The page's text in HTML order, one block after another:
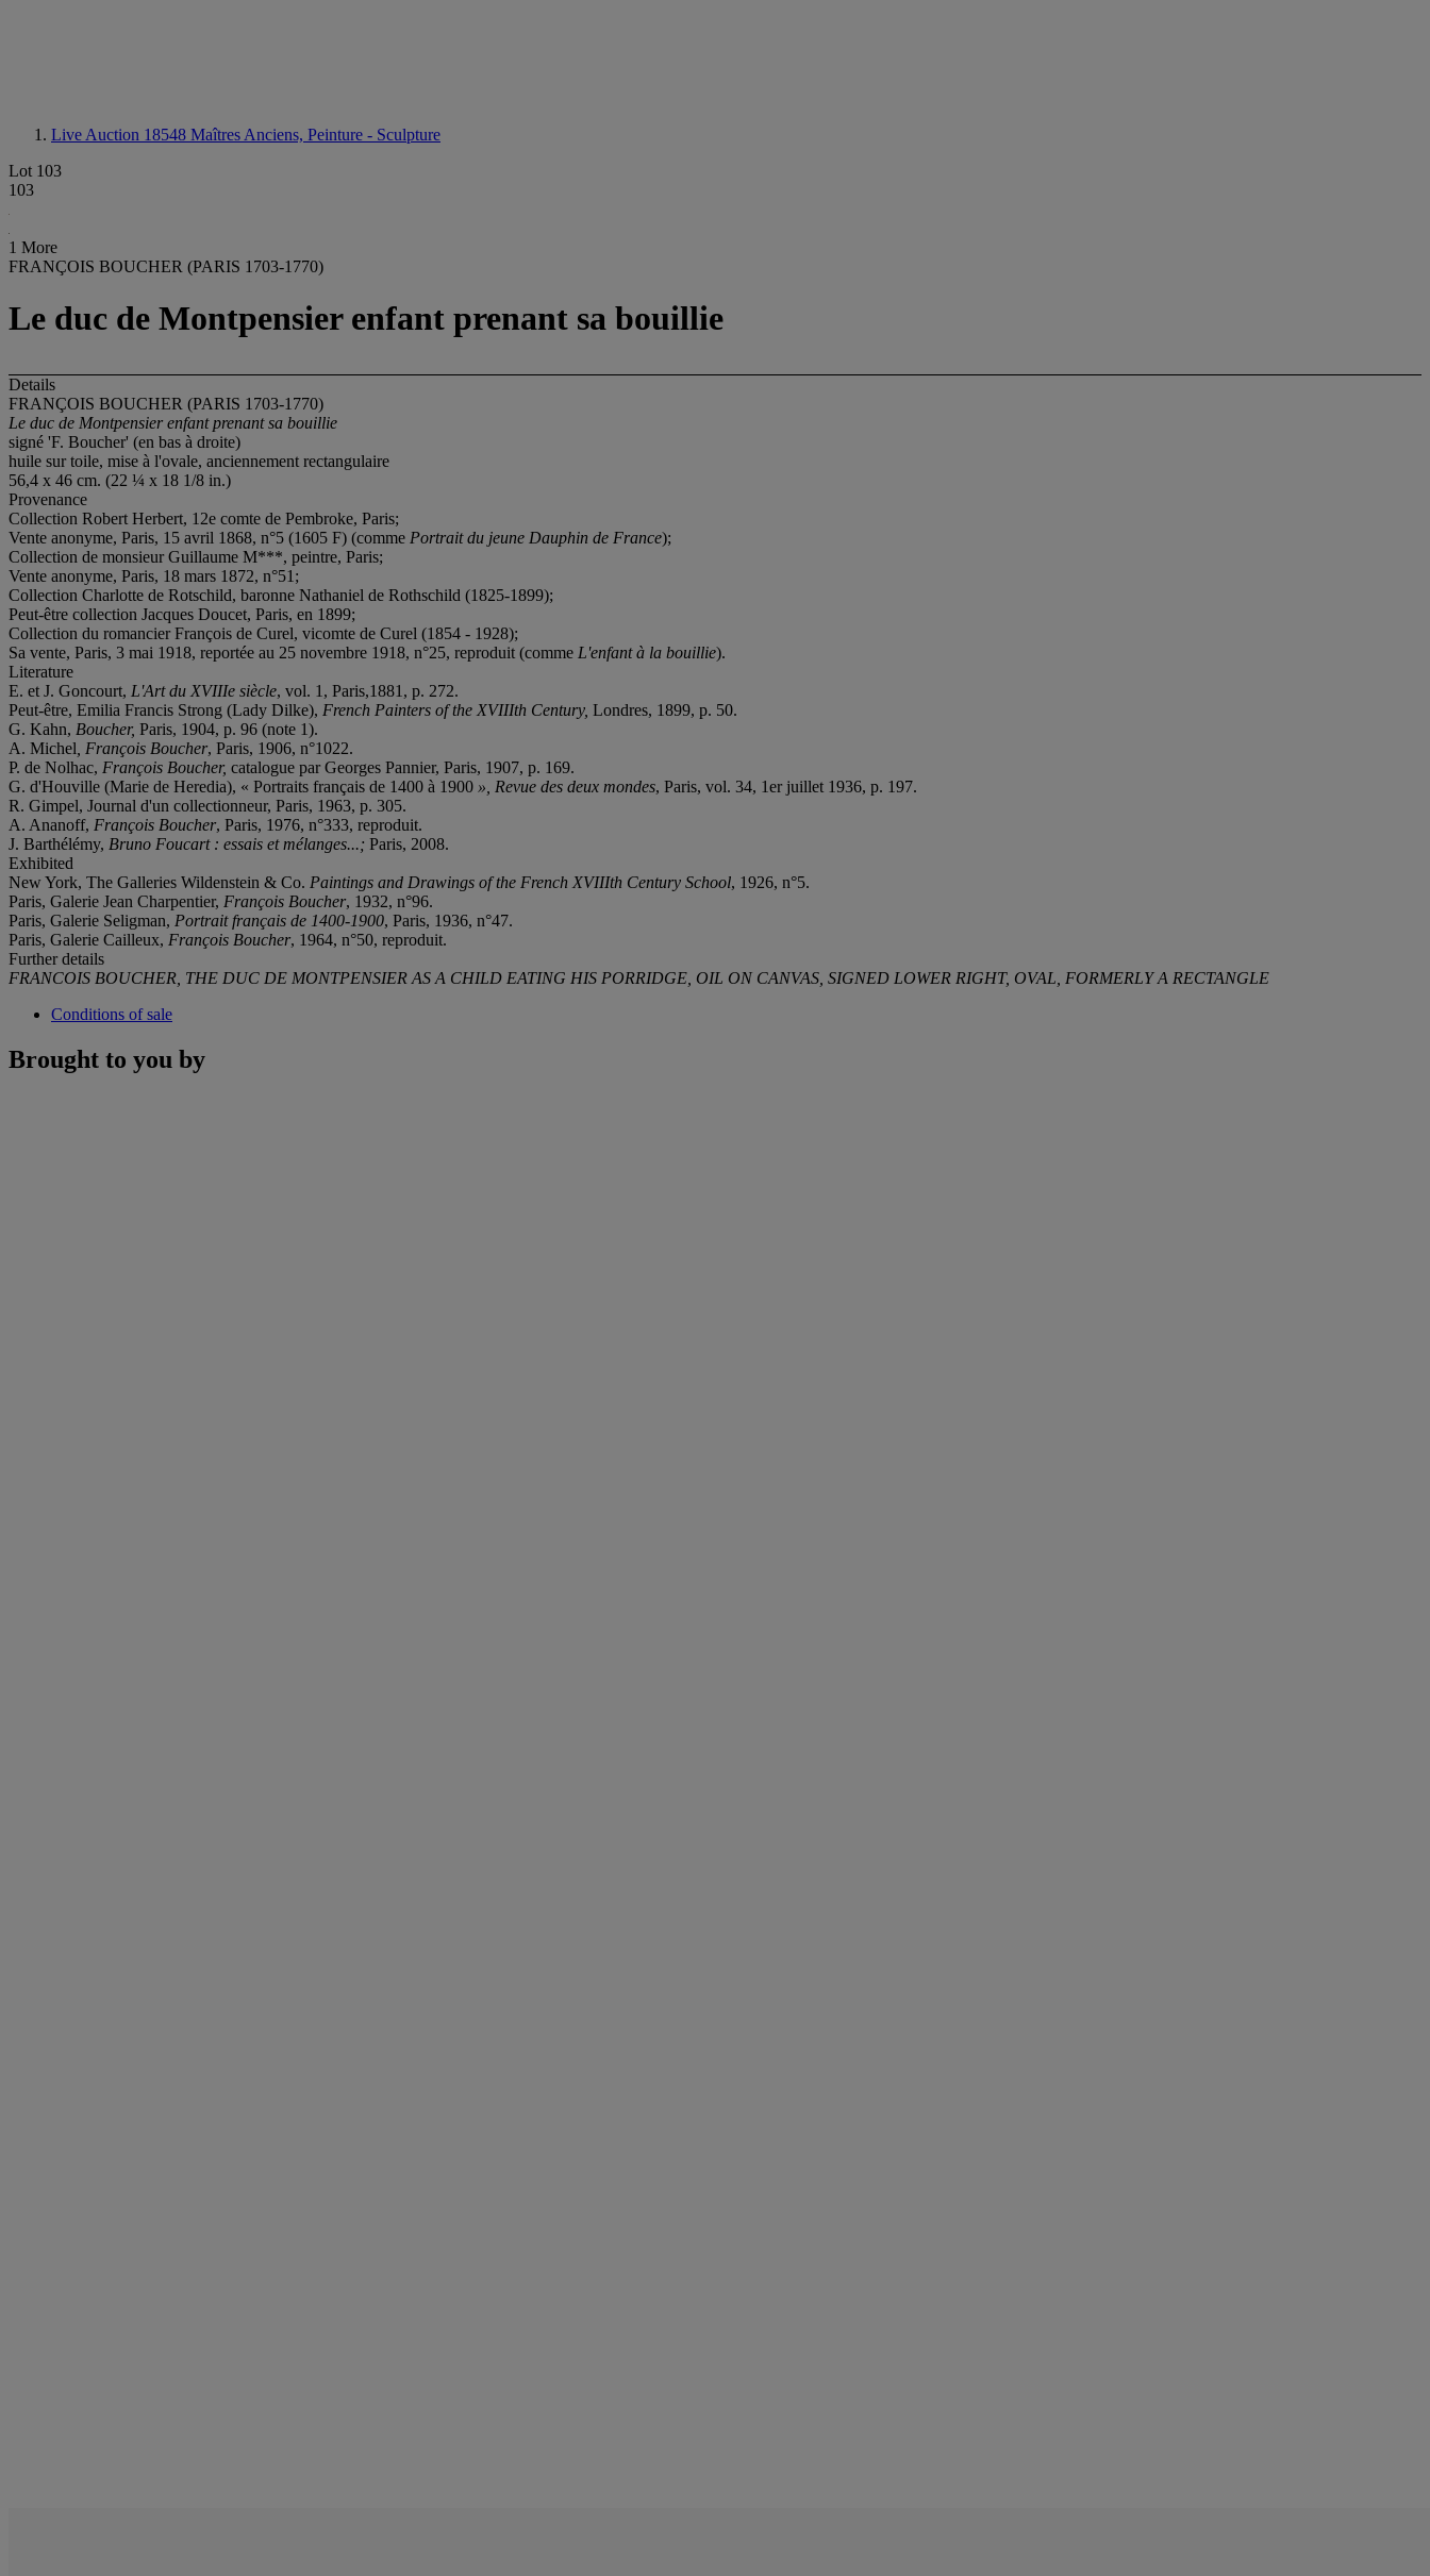
Live Auction 18548 Maîtres Anciens, Peinture - Sculpture
Lot 103
103
1 More
FRANÇOIS BOUCHER (PARIS 1703-1770)
Le duc de Montpensier enfant prenant sa bouillie
Details
FRANÇOIS BOUCHER (PARIS 1703-1770)
Le duc de Montpensier enfant prenant sa bouillie
signé 'F. Boucher' (en bas à droite)
huile sur toile, mise à l'ovale, anciennement rectangulaire
56,4 x 46 cm. (22 ¼ x 18 1/8 in.)
Provenance
Collection Robert Herbert, 12e comte de Pembroke, Paris;
Vente anonyme, Paris, 15 avril 1868, n°5 (1605 F) (comme Portrait du jeune Dauphin de France);
Collection de monsieur Guillaume M***, peintre, Paris;
Vente anonyme, Paris, 18 mars 1872, n°51;
Collection Charlotte de Rotschild, baronne Nathaniel de Rothschild (1825-1899);
Peut-être collection Jacques Doucet, Paris, en 1899;
Collection du romancier François de Curel, vicomte de Curel (1854 - 1928);
Sa vente, Paris, 3 mai 1918, reportée au 25 novembre 1918, n°25, reproduit (comme L'enfant à la bouillie).
Literature
E. et J. Goncourt, L'Art du XVIIIe siècle, vol. 1, Paris,1881, p. 272.
Peut-être, Emilia Francis Strong (Lady Dilke), French Painters of the XVIIIth Century, Londres, 1899, p. 50.
G. Kahn, Boucher, Paris, 1904, p. 96 (note 1).
A. Michel , François Boucher, Paris, 1906, n°1022.
P. de Nolhac, François Boucher, catalogue par Georges Pannier, Paris, 1907, p. 169.
G. d'Houville (Marie de Heredia), « Portraits français de 1400 à 1900 », Revue des deux mondes, Paris, vol. 34, 1er juillet 1936, p. 197.
R. Gimpel, Journal d'un collectionneur, Paris, 1963, p. 305.
A. Ananoff, François Boucher, Paris, 1976, n°333, reproduit.
J. Barthélémy, Bruno Foucart : essais et mélanges...; Paris, 2008.
Exhibited
New York, The Galleries Wildenstein & Co. Paintings and Drawings of the French XVIIIth Century School, 1926, n°5.
Paris, Galerie Jean Charpentier, François Boucher, 1932, n°96.
Paris, Galerie Seligman, Portrait français de 1400-1900, Paris, 1936, n°47.
Paris, Galerie Cailleux, François Boucher, 1964, n°50, reproduit.
Further details
FRANCOIS BOUCHER, THE DUC DE MONTPENSIER AS A CHILD EATING HIS PORRIDGE, OIL ON CANVAS, SIGNED LOWER RIGHT, OVAL, FORMERLY A RECTANGLE
Conditions of sale
Brought to you by